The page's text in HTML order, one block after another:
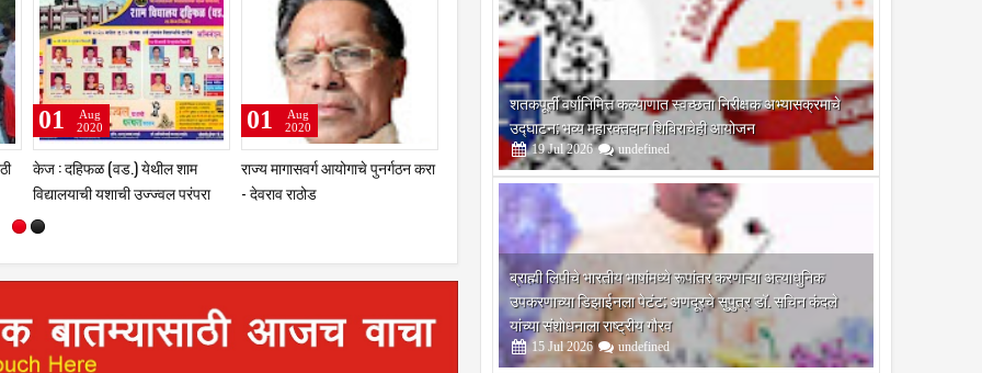
प्रक्रिया
गृहमंत्री
सरकारने वारकऱ्यांच्या मागण्या पूर्ण न
केल्याने येत्या ३१ ऑगस्टला “चलो
13
Aug
2020
उस्मानाबादेत कोरोनाला रोखण्यासाठी
समाजातील दानशूर व्यक्ती करणार
02
Aug
2020
शतकपूर्ती वर्षानिमित्त कल्याणात स्वच्छता निरीक्षक अभ्यासक्रमाचे
उद्घाटन; भव्य महारक्तदान शिबिराचेही आयोजन
19 Jul 2026 undefined
ब्राह्मी लिपीचे भारतीय भाषांमध्ये रूपांतर करणाऱ्या अत्याधुनिक
उपकरणाच्या डिझाईनला पेटंट; अणदूरचे सुपुत्र डॉ. सचिन कंदले
यांच्या संशोधनाला राष्ट्रीय गौरव
15 Jul 2026 undefined